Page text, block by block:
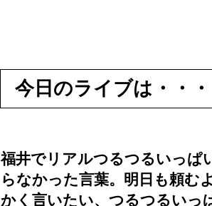
今日のライブは・・・
福井でリアルつるつるいっぱ
らなかった言葉。明日も頼む
かく言いたい、つるつるいっ